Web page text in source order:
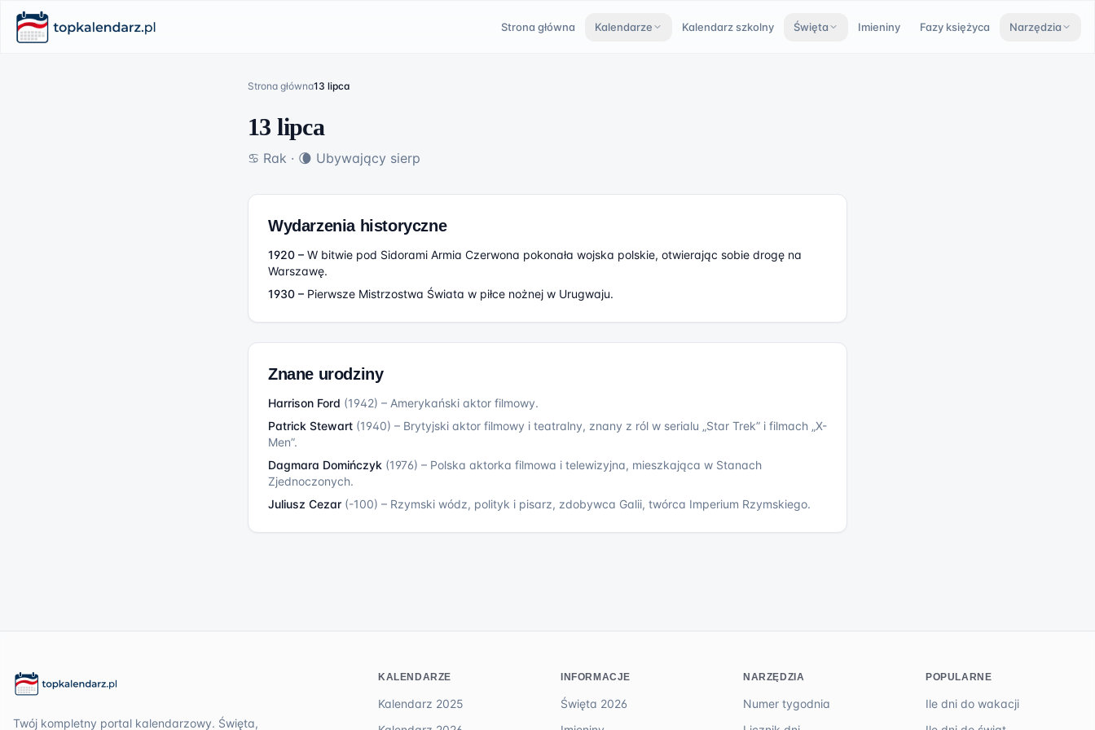
Strona główna Kalendarze Kalendarz szkolny Święta Imieniny Fazy księżyca Narzędzia
Strona główna13 lipca
13 lipca
♋ Rak · 🌘 Ubywający sierp
Wydarzenia historyczne
1920 – W bitwie pod Sidorami Armia Czerwona pokonała wojska polskie, otwierając sobie drogę na
Warszawę.
1930 – Pierwsze Mistrzostwa Świata w piłce nożnej w Urugwaju.
Znane urodziny
Harrison Ford (1942) – Amerykański aktor filmowy.
Patrick Stewart (1940) – Brytyjski aktor filmowy i teatralny, znany z ról w serialu „Star Trek” i filmach „X-
Men”.
Dagmara Domińczyk (1976) – Polska aktorka filmowa i telewizyjna, mieszkająca w Stanach
Zjednoczonych.
Juliusz Cezar (-100) – Rzymski wódz, polityk i pisarz, zdobywca Galii, twórca Imperium Rzymskiego.
Twój kompletny portal kalendarzowy. Święta,
KALENDARZE
Kalendarz 2025
INFORMACJE
Święta 2026
NARZĘDZIA
Numer tygodnia
POPULARNE
Ile dni do wakacji